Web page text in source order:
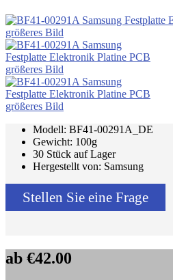
größeres Bild
größeres Bild
größeres Bild
Modell: BF41-00291A_DE
Gewicht: 100g
30 Stück auf Lager
Hergestellt von: Samsung
Stellen Sie eine Frage
ab €42.00